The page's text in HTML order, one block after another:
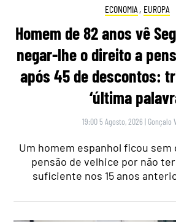
ECONOMIA , EUROPA
Homem de 82 anos vê
negar-lhe o direito a
após 45 de descontos:
‘última
19:00 5 Agosto, 2026 | Gonçalo
Um homem espanhol ficou
pensão de velhice por não
suficiente nos 15 anos